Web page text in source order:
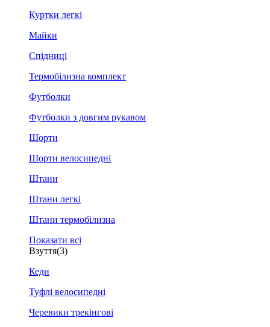
Куртки легкі
Майки
Спідниці
Термобілизна комплект
Футболки
Футболки з довгим рукавом
Шорти
Шорти велосипедні
Штани
Штани легкі
Штани термобілизна
Показати всі
Взуття(3)
Кеди
Туфлі велосипедні
Черевики трекінгові